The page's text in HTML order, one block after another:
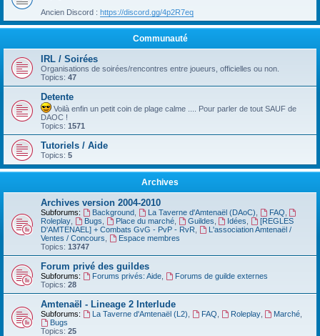
Ancien Discord : https://discord.gg/4p2R7eq
Communauté
IRL / Soirées
Organisations de soirées/rencontres entre joueurs, officielles ou non.
Topics: 47
Detente
Voilà enfin un petit coin de plage calme .... Pour parler de tout SAUF de
DAOC !
Topics: 1571
Tutoriels / Aide
Topics: 5
Archives
Archives version 2004-2010
Subforums: Background, La Taverne d'Amtenaël (DAoC) FAQ
Roleplay
Bugs Place du marché, Guildes Idées
[REGLES
D'AMTENAEL] + Combats GvG - PvP - RvR
L'association Amtenaël /
Ventes / Concours
Espace membres
Topics: 13747
Forum privé des guildes
Subforums: Forums privés: Aide,
Forums de guilde externes
Topics: 28
Amtenaël - Lineage 2 Interlude
Subforums: La Taverne d'Amtenaël (L2) FAQ Roleplay, Marché
Bugs
Topics: 25